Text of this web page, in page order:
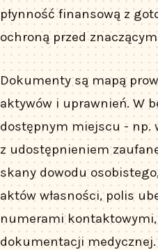
płynność finansową z
ochroną przed
Dokumenty są mapą
aktywów i uprawnień. W
dostępnym miejscu - np.
z udostępnieniem
skany dowodu
aktów własności, polis
numerami
dokumentacji